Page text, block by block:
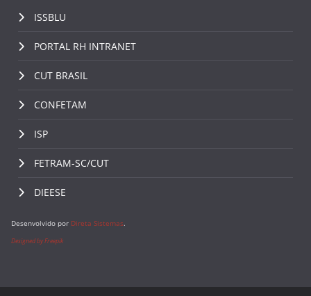
ISSBLU
PORTAL RH INTRANET
CUT BRASIL
CONFETAM
ISP
FETRAM-SC/CUT
DIEESE
Desenvolvido por Direta Sistemas.
Designed by Freepik